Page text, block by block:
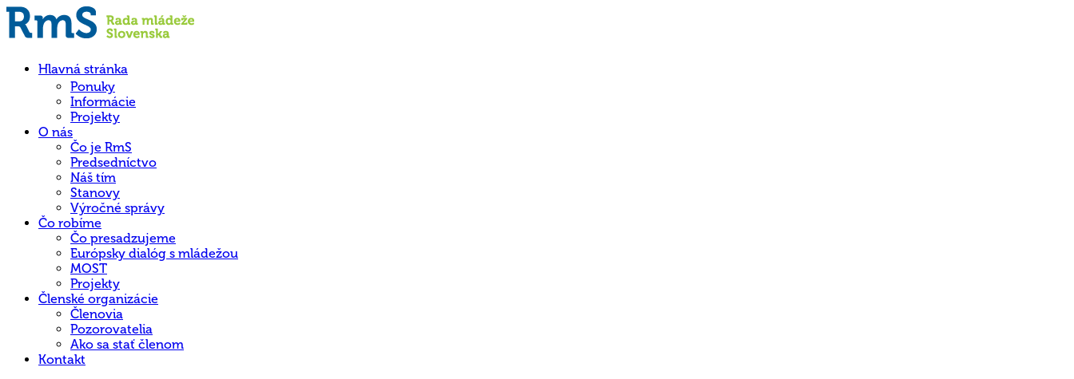
Hlavná stránka
Ponuky
Informácie
Projekty
O nás
Čo je RmS
Predsedníctvo
Náš tím
Stanovy
Výročné správy
Čo robíme
Čo presadzujeme
Európsky dialóg s mládežou
MOST
Projekty
Členské organizácie
Členovia
Pozorovatelia
Ako sa stať členom
Kontakt